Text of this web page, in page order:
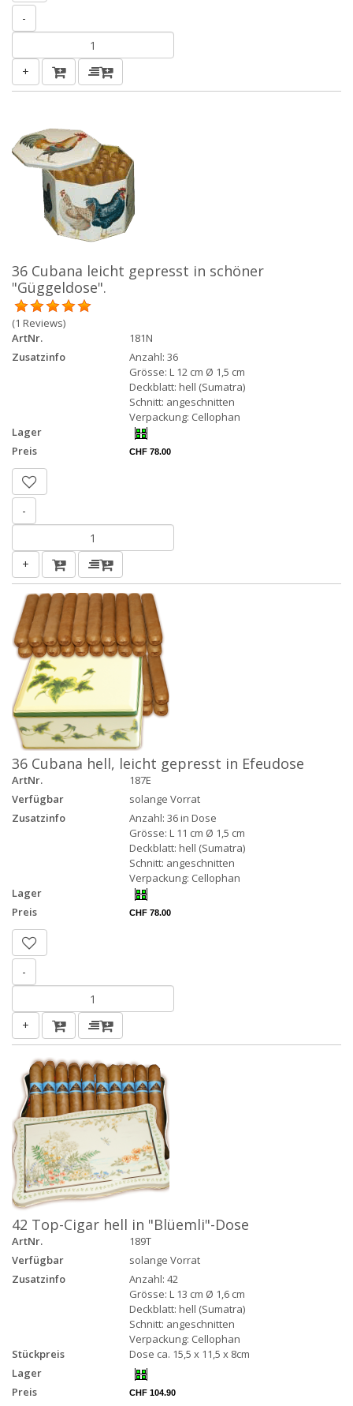
-
+
36 Cubana leicht gepresst in schöner
"Güggeldose".
(1 Reviews)
ArtNr.
181N
Zusatzinfo
Anzahl: 36
Grösse: L 12 cm Ø 1,5 cm
Deckblatt: hell (Sumatra)
Schnitt: angeschnitten
Verpackung: Cellophan
Lager
Preis
CHF 78.00
-
+
36 Cubana hell, leicht gepresst in Efeudose
ArtNr.
187E
Verfügbar
solange Vorrat
Zusatzinfo
Anzahl: 36 in Dose
Grösse: L 11 cm Ø 1,5 cm
Deckblatt: hell (Sumatra)
Schnitt: angeschnitten
Verpackung: Cellophan
Lager
Preis
CHF 78.00
-
+
42 Top-Cigar hell in "Blüemli"-Dose
ArtNr.
189T
Verfügbar
solange Vorrat
Zusatzinfo
Anzahl: 42
Grösse: L 13 cm Ø 1,6 cm
Deckblatt: hell (Sumatra)
Schnitt: angeschnitten
Verpackung: Cellophan
Stückpreis
Dose ca. 15,5 x 11,5 x 8cm
Lager
Preis
CHF 104.90